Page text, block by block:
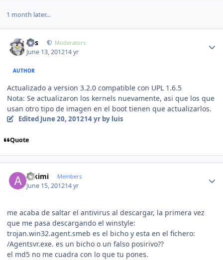
1 month later...
luis Moderators
June 13, 201214 yr
AUTHOR
Actualizado a version 3.2.0 compatible con UPL 1.6.5
Nota: Se actualizaron los kernels nuevamente, asi que los que
usan otro tipo de imagen en el boot tienen que actualizarlos.
Edited June 20, 201214 yrby luis
Quote
Alkimi Members
June 15, 201214 yr
me acaba de saltar el antivirus al descargar, la primera vez
que me pasa descargando el winstyle:
trojan.win32.agent.smeb es el bicho y esta en el fichero:
/Agentsvr.exe. es un bicho o un falso posirivo??
el md5 no me cuadra con lo que tu pones.